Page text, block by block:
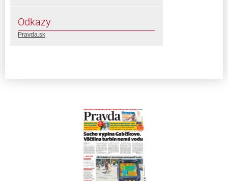
Odkazy
Pravda.sk